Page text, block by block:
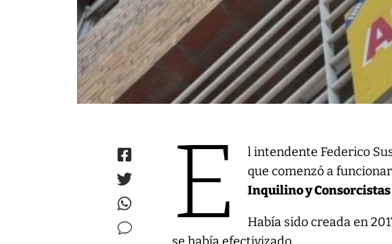
E
l intendente Federico
que comenzó a
Inquilino y Consorcistas
Había sido creada en